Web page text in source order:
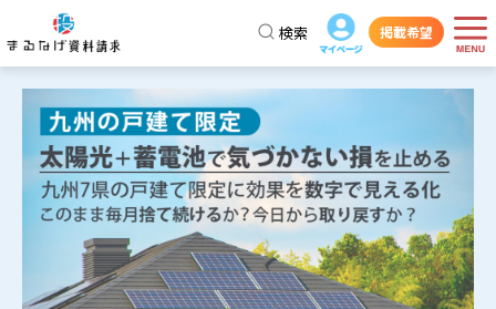
掲載希望
検索